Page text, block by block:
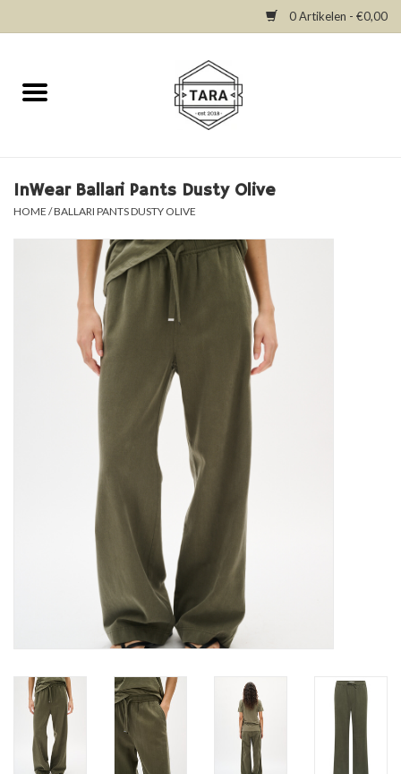
0 Artikelen - €0,00
Home
Dresses
InWear Ballari Pants Dusty Olive
HOME /BALLARI PANTS DUSTY OLIVE